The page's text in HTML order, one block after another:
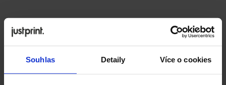
Souhlas Detaily Více o cookies